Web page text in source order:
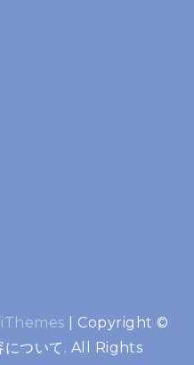
Copyright ©
について. All Rights